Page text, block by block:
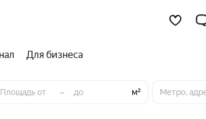
Для бизнеса
– м²